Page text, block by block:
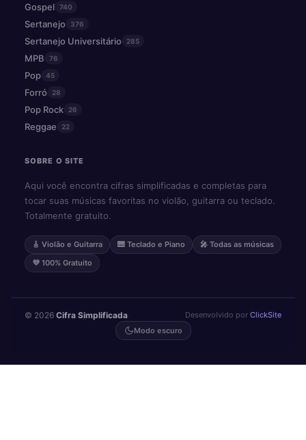
Gospel 740
Sertanejo 376
Sertanejo Universitário 285
MPB 76
Pop 45
Forró 28
Pop Rock 26
Reggae 22
SOBRE O SITE
Aqui você encontra cifras simplificadas e completas para
tocar suas músicas favoritas no violão, guitarra ou teclado.
Totalmente gratuito.
🎸 Violão e Guitarra 🎹 Teclado e Piano
🎤 Todas as músicas
💜 100% Gratuito
© 2026 Cifra Simplificada· Desenvolvido por ClickSite
Modo escuro